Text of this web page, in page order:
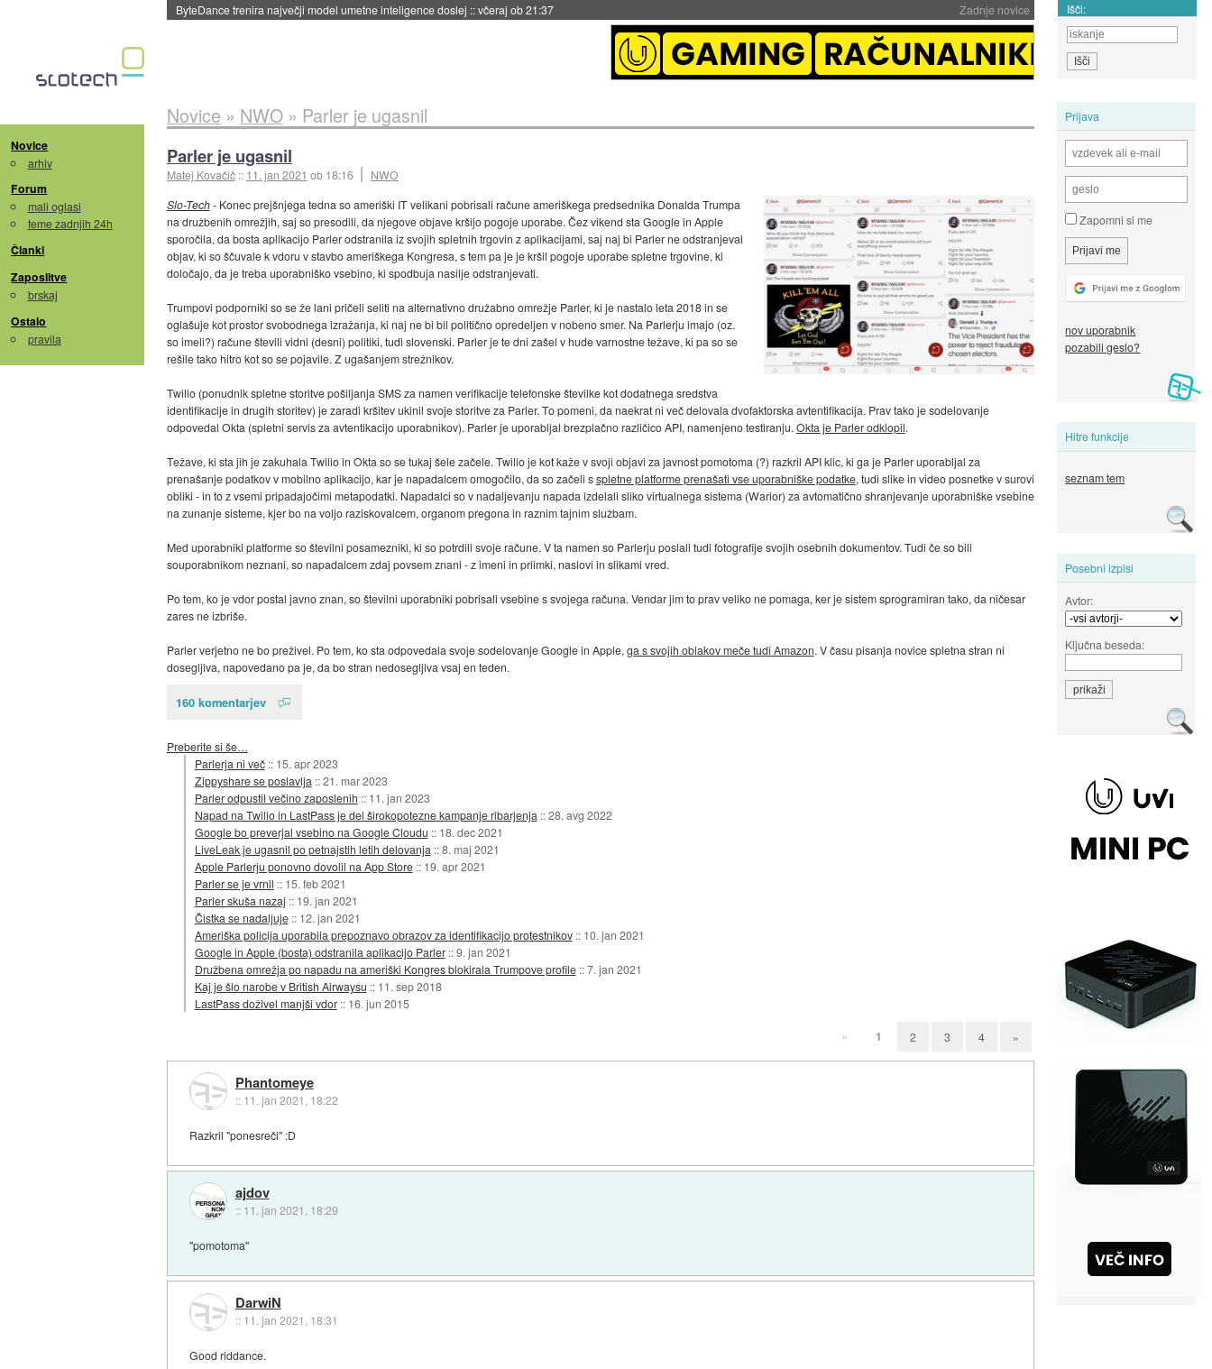
Zadnje novice
Spletne strani začele streči oglase za agente umetne inteligence::včeraj ob 21:23 Išči:
Novice
arhiv
Forum
mali oglasi
teme zadnjih 24h
Članki
Zaposlitve
brskaj
Ostalo
pravila
Prijava
Zapomni si me
nov uporabnik
pozabili geslo?
Hitre funkcije
seznam tem
Posebni izpisi
Avtor:
Ključna beseda:
Novice » NWO» Parler je ugasnil
Parler je ugasnil
Matej Kovačič :: 11. jan 2021 ob 18:16
NWO
Slo-Tech- Konec prejšnjega tedna so ameriški IT velikani pobrisali račune ameriškega predsednika Donalda Trumpa
na družbenih omrežjih, saj so presodili, da njegove objave kršijo pogoje uporabe. Čez vikend sta Google in Apple
sporočila, da bosta aplikacijo Parler odstranila iz svojih spletnih trgovin z aplikacijami, saj naj bi Parler ne odstranjeval
objav, ki so ščuvale k vdoru v stavbo ameriškega Kongresa, s tem pa je je kršil pogoje uporabe spletne trgovine, ki
določajo, da je treba uporabniško vsebino, ki spodbuja nasilje odstranjevati.
Trumpovi podporniki so se že lani pričeli seliti na alternativno družabno omrežje Parler, ki je nastalo leta 2018 in se
oglašuje kot prostor svobodnega izražanja, ki naj ne bi bil politično opredeljen v nobeno smer. Na Parlerju imajo (oz.
so imeli?) račune števili vidni (desni) politiki, tudi slovenski. Parler je te dni zašel v hude varnostne težave, ki pa so se
rešile tako hitro kot so se pojavile. Z ugašanjem strežnikov.
Twilio (ponudnik spletne storitve pošiljanja SMS za namen verifikacije telefonske številke kot dodatnega sredstva
identifikacije in drugih storitev) je zaradi kršitev ukinil svoje storitve za Parler. To pomeni, da naekrat ni več delovala dvofaktorska avtentifikacija. Prav tako je sodelovanje
odpovedal Okta (spletni servis za avtentikacijo uporabnikov). Parler je uporabljal brezplačno različico API, namenjeno testiranju. Okta je Parler odklopil.
Težave, ki sta jih je zakuhala Twilio in Okta so se tukaj šele začele. Twilio je kot kaže v svoji objavi za javnost pomotoma (?) razkril API klic, ki ga je Parler uporabljal za
prenašanje podatkov v mobilno aplikacijo, kar je napadalcem omogočilo, da so začeli sspletne platforme prenašati vse uporabniške podatke, tudi slike in video posnetke v surovi
obliki - in to z vsemi pripadajočimi metapodatki. Napadalci so v nadaljevanju napada izdelali sliko virtualnega sistema (Warior) za avtomatično shranjevanje uporabniške vsebine
na zunanje sisteme, kjer bo na voljo raziskovalcem, organom pregona in raznim tajnim službam.
Med uporabniki platforme so številni posamezniki, ki so potrdili svoje račune. V ta namen so Parlerju poslali tudi fotografije svojih osebnih dokumentov. Tudi če so bili
souporabnikom neznani, so napadalcem zdaj povsem znani - z imeni in priimki, naslovi in slikami vred.
Po tem, ko je vdor postal javno znan, so številni uporabniki pobrisali vsebine s svojega računa. Vendar jim to prav veliko ne pomaga, ker je sistem sprogramiran tako, da ničesar
zares ne izbriše.
Parler verjetno ne bo preživel. Po tem, ko sta odpovedala svoje sodelovanje Google in Apple, ga s svojih oblakov meče tudi Amazon. V času pisanja novice spletna stran ni
dosegljiva, napovedano pa je, da bo stran nedosegljiva vsaj en teden.
160 komentarjev
Preberite si še…
Parlerja ni več :: 15. apr 2023
Zippyshare se poslavlja ::21. mar 2023
Parler odpustil večino zaposlenih :: 11. jan 2023
Napad na Twilio in LastPass je del širokopotezne kampanje ribarjenja ::28. avg 2022
Google bo preverjal vsebino na Google Cloudu :: 18. dec 2021
LiveLeak je ugasnil po petnajstih letih delovanja ::8. maj 2021
Apple Parlerju ponovno dovolil na App Store :: 19. apr 2021
Parler se je vrnil :: 15. feb 2021
Parler skuša nazaj :: 19. jan 2021
Čistka se nadaljuje :: 12. jan 2021
Ameriška policija uporabila prepoznavo obrazov za identifikacijo protestnikov :: 10. jan 2021
Google in Apple (bosta) odstranila aplikacijo Parler ::9. jan 2021
Družbena omrežja po napadu na ameriški Kongres blokirala Trumpove profile ::7. jan 2021
Kaj je šlo narobe v British Airwaysu :: 11. sep 2018
LastPass doživel manjši vdor :: 16. jun 2015
« 1 2 3 4 »
Phantomeye
:: 11. jan 2021, 18:22
Razkril "ponesreči" :D
ajdov
:: 11. jan 2021, 18:29
"pomotoma"
DarwiN
:: 11. jan 2021, 18:31
Good riddance.